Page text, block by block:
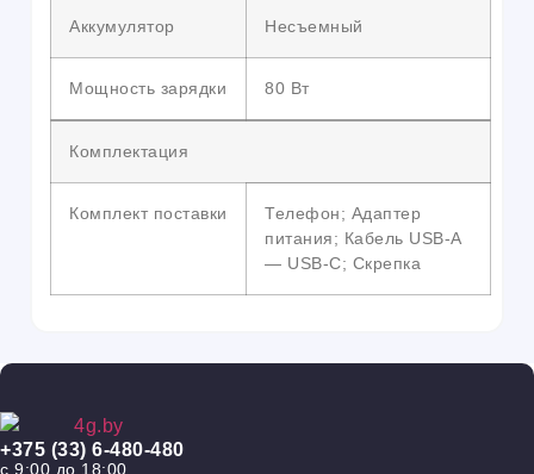
Аккумулятор Несъемный
Мощность зарядки 80 Вт
Комплектация
Комплект поставки
Телефон; Адаптер
питания; Кабель USB-A
— USB-C; Скрепка
+375 (33) 6-480-480
с 9:00 до 18:00